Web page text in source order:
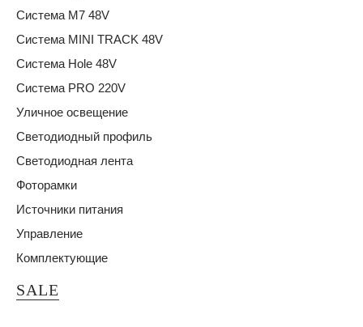
Система M7 48V
Система MINI TRACK 48V
Система Hole 48V
Система PRO 220V
Уличное освещение
Светодиодный профиль
Светодиодная лента
Фоторамки
Источники питания
Управление
Комплектующие
SALE